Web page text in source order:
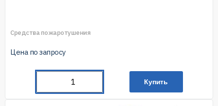
Средства пожаротушения
Цена по запросу
Купить